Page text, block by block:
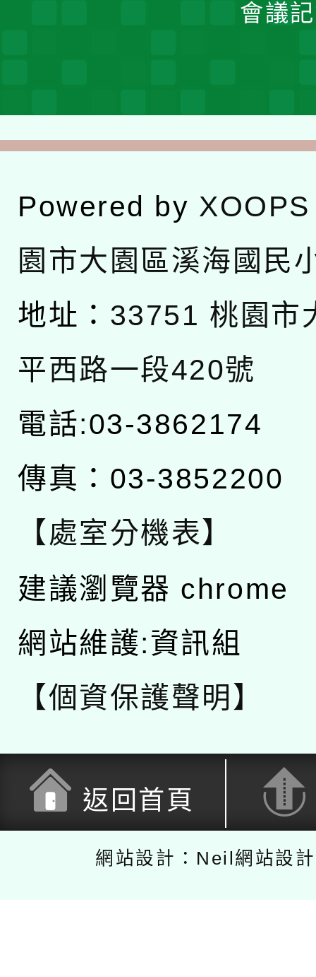
會議
Powered by XOOPS
園市大園區溪海國民
地址： 33751 桃園市
平西路一段420號
電話:03-3862174
傳真：03-3852200
【處室分機表】
建議瀏覽器 chrome
網站維護:資訊組
【個資保護聲明】
返回首頁
網站設計：Neil網站設